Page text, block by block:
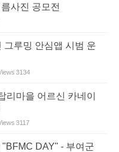
사진 공모전
그루밍 안심앱 시범 운
3134
리마을 어르신 카네이
3117
DAY" - 부여군